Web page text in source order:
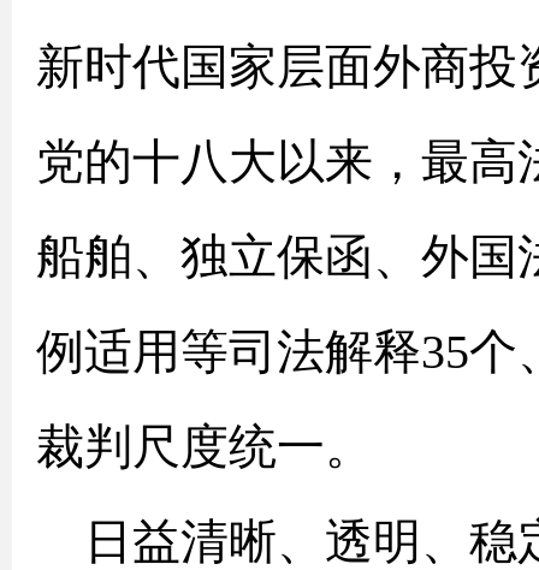
新时代国家层面外商投
党的十八大以来，最
船舶、独立保函、外
例适用等司法解释35
裁判尺度统一。
日益清晰、透明、稳